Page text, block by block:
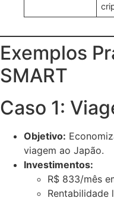
Exemplos
SMART
Caso 1:
Objetivo:
viagem ao Japão.
Investimentos:
R$ 833/mês
Rentabilidade